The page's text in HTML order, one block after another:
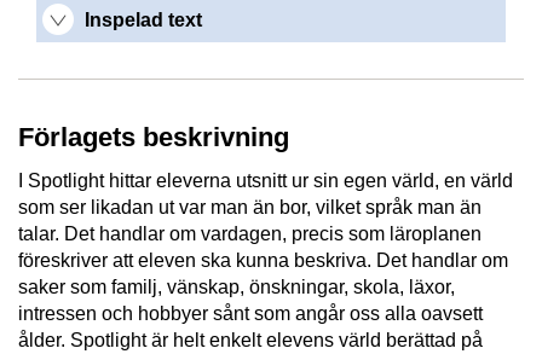
Inspelad text
Förlagets beskrivning
I Spotlight hittar eleverna utsnitt ur sin egen värld, en värld
som ser likadan ut var man än bor, vilket språk man än
talar. Det handlar om vardagen, precis som läroplanen
föreskriver att eleven ska kunna beskriva. Det handlar om
saker som familj, vänskap, önskningar, skola, läxor,
intressen och hobbyer sånt som angår oss alla oavsett
ålder. Spotlight är helt enkelt elevens värld berättad på